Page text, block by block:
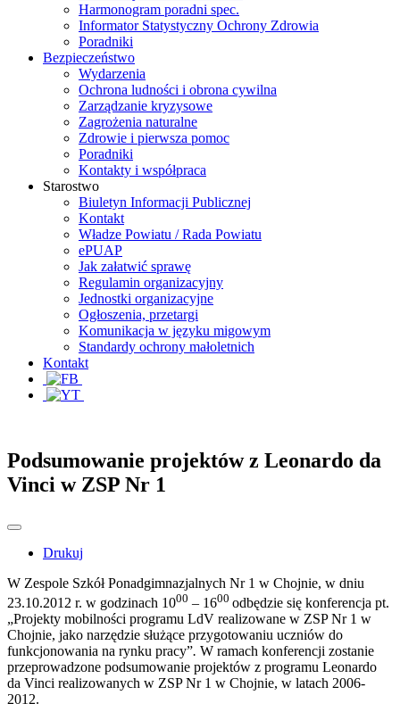
Harmonogram poradni spec.
Informator Statystyczny Ochrony Zdrowia
Poradniki
Bezpieczeństwo
Wydarzenia
Ochrona ludności i obrona cywilna
Zarządzanie kryzysowe
Zagrożenia naturalne
Zdrowie i pierwsza pomoc
Poradniki
Kontakty i współpraca
Starostwo
Biuletyn Informacji Publicznej
Kontakt
Władze Powiatu / Rada Powiatu
ePUAP
Jak załatwić sprawę
Regulamin organizacyjny
Jednostki organizacyjne
Ogłoszenia, przetargi
Komunikacja w języku migowym
Standardy ochrony małoletnich
Kontakt
Podsumowanie projektów z Leonardo da
Vinci w ZSP Nr 1
Drukuj
W Zespole Szkół Ponadgimnazjalnych Nr 1 w Chojnie, w dniu
23.10.2012 r. w godzinach 1000 – 1600 odbędzie się konferencja pt.
„Projekty mobilności programu LdV realizowane w ZSP Nr 1 w
Chojnie, jako narzędzie służące przygotowaniu uczniów do
funkcjonowania na rynku pracy”. W ramach konferencji zostanie
przeprowadzone podsumowanie projektów z programu Leonardo
da Vinci realizowanych w ZSP Nr 1 w Chojnie, w latach 2006-
2012.